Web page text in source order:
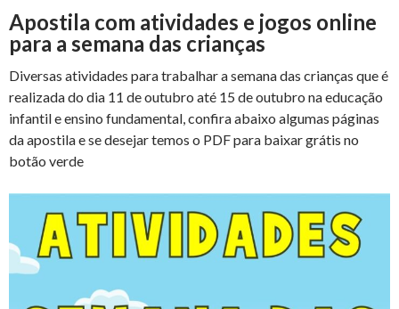
Apostila com atividades e jogos online
para a semana das crianças
Diversas atividades para trabalhar a semana das crianças que é
realizada do dia 11 de outubro até 15 de outubro na educação
infantil e ensino fundamental, confira abaixo algumas páginas
da apostila e se desejar temos o PDF para baixar grátis no
botão verde